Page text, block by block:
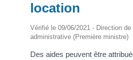
location
Vérifié le 09/06/2021 - Direction
administrative (Première ministre)
Des aides peuvent être